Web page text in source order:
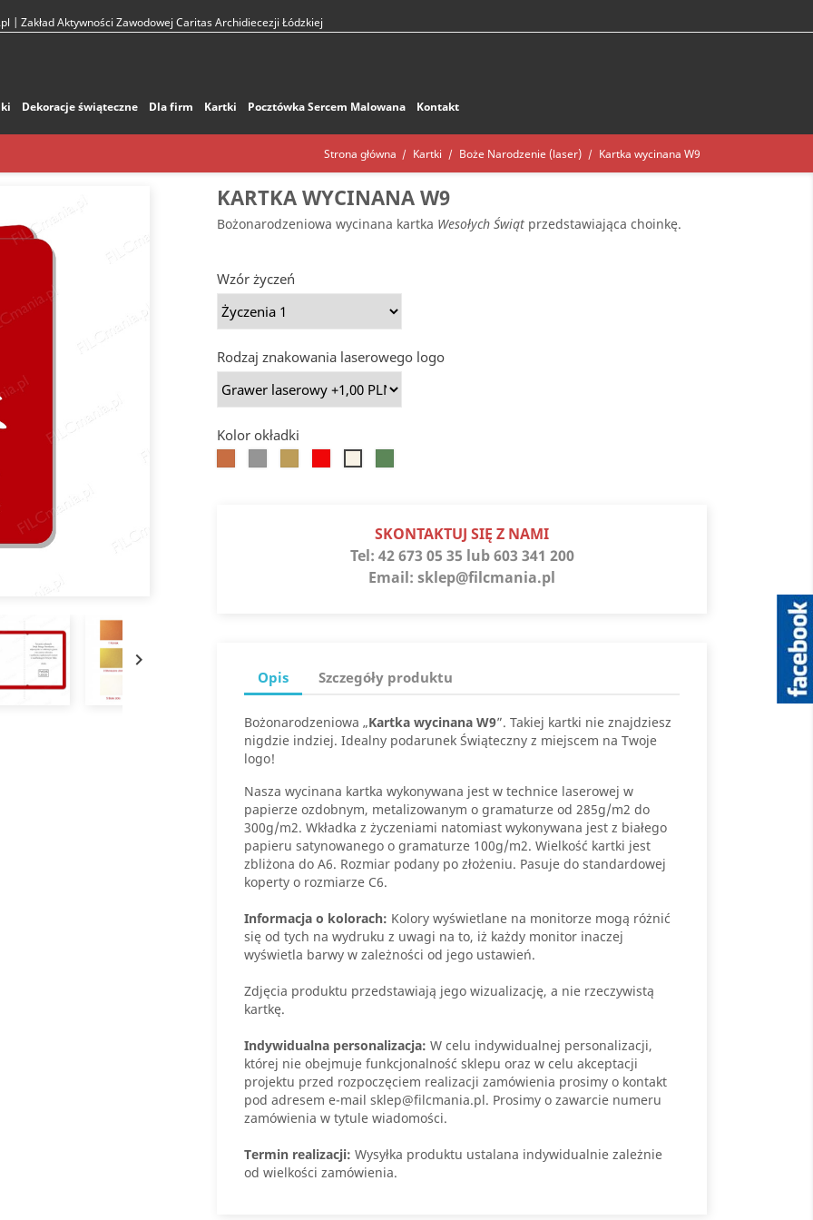
| Zakład Aktywności Zawodowej Caritas Archidiecezji Łódzkiej
Dekoracje świąteczne Dla firm Kartki Pocztówka Sercem Malowana Kontakt
Strona główna Kartki Boże Narodzenie (laser) Kartka wycinana W9

KARTKA WYCINANA W9
Bożonarodzeniowa wycinana kartka Wesołych Świąt przedstawiająca choinkę.
Wzór życzeń
Rodzaj znakowania laserowego logo
Kolor okładki
SKONTAKTUJ SIĘ Z NAMI
Tel: 42 673 05 35 lub 603 341 200
Email: sklep@filcmania.pl
Opis Szczegóły produktu
Bożonarodzeniowa „Kartka wycinana W9”. Takiej kartki nie znajdziesz
nigdzie indziej. Idealny podarunek Świąteczny z miejscem na Twoje
logo!
Nasza wycinana kartka wykonywana jest w technice laserowej w
papierze ozdobnym, metalizowanym o gramaturze od 285g/m2 do
300g/m2. Wkładka z życzeniami natomiast wykonywana jest z białego
papieru satynowanego o gramaturze 100g/m2. Wielkość kartki jest
zbliżona do A6. Rozmiar podany po złożeniu. Pasuje do standardowej
koperty o rozmiarze C6.
Informacja o kolorach: Kolory wyświetlane na monitorze mogą różnić
się od tych na wydruku z uwagi na to, iż każdy monitor inaczej
wyświetla barwy w zależności od jego ustawień.
Zdjęcia produktu przedstawiają jego wizualizację, a nie rzeczywistą
kartkę.
Indywidualna personalizacja: W celu indywidualnej personalizacji,
której nie obejmuje funkcjonalność sklepu oraz w celu akceptacji
projektu przed rozpoczęciem realizacji zamówienia prosimy o kontakt
pod adresem e-mail sklep@filcmania.pl. Prosimy o zawarcie numeru
zamówienia w tytule wiadomości.
Termin realizacji: Wysyłka produktu ustalana indywidualnie zależnie
od wielkości zamówienia.